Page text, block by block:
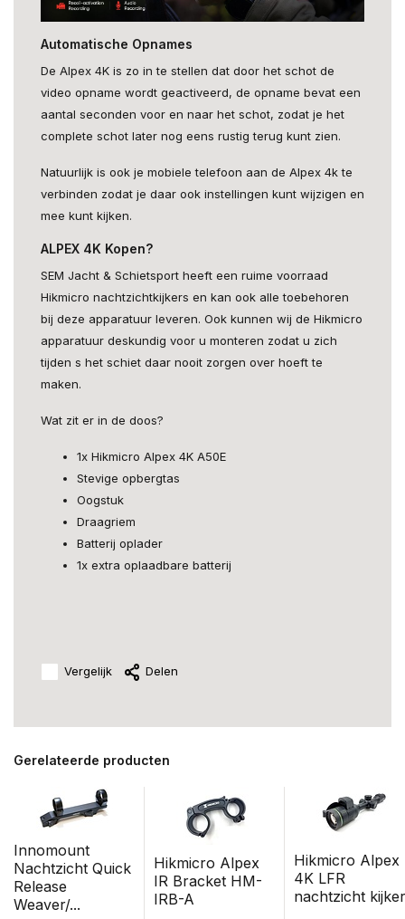
Automatische Opnames
De Alpex 4K is zo in te stellen dat door het schot de
video opname wordt geactiveerd, de opname bevat een
aantal seconden voor en naar het schot, zodat je het
complete schot later nog eens rustig terug kunt zien.
Natuurlijk is ook je mobiele telefoon aan de Alpex 4k te
verbinden zodat je daar ook instellingen kunt wijzigen en
mee kunt kijken.
ALPEX 4K Kopen?
SEM Jacht & Schietsport heeft een ruime voorraad
Hikmicro nachtzichtkijkers en kan ook alle toebehoren
bij deze apparatuur leveren. Ook kunnen wij de Hikmicro
apparatuur deskundig voor u monteren zodat u zich
tijden s het schiet daar nooit zorgen over hoeft te
maken.
Wat zit er in de doos?
1x Hikmicro Alpex 4K A50E
Stevige opbergtas
Oogstuk
Draagriem
Batterij oplader
1x extra oplaadbare batterij
Vergelijk Delen
Gerelateerde producten
Innomount
Nachtzicht Quick
Release
Weaver/...
Hikmicro Alpex
IR Bracket HM-
IRB-A
Hikmicro Alpex
4K LFR
nachtzicht kijker